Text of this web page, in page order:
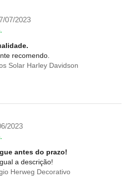
07/2023
recomendo.
Solar Harley Davidson
2023
antes do prazo!
a descrição!
Herweg Decorativo